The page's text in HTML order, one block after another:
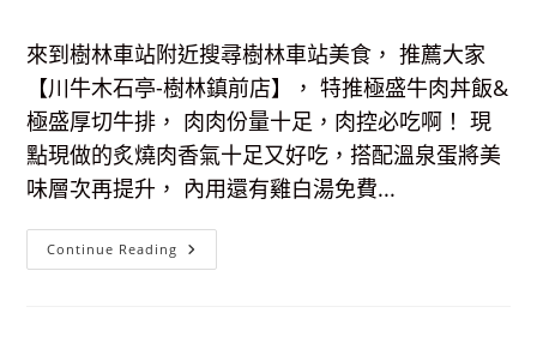
來到樹林車站附近搜尋樹林車站美食， 推薦大家
【川牛木石亭-樹林鎮前店】， 特推極盛牛肉丼飯&
極盛厚切牛排， 肉肉份量十足，肉控必吃啊！ 現
點現做的炙燒肉香氣十足又好吃，搭配溫泉蛋將美
味層次再提升， 內用還有雞白湯免費...
Continue Reading 【樹
林